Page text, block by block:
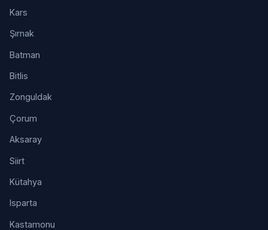
Kars
Şırnak
Batman
Bitlis
Zonguldak
Çorum
Aksaray
Siirt
Kütahya
Isparta
Kastamonu